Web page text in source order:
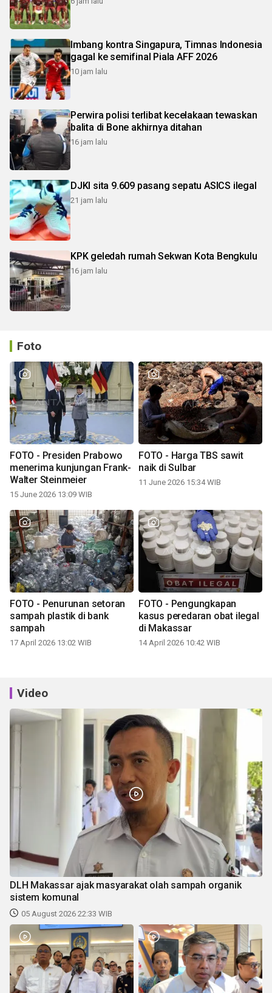
Imbang kontra Singapura, Timnas Indonesia
gagal ke semifinal Piala AFF 2026
10 jam lalu
Perwira polisi terlibat kecelakaan tewaskan
balita di Bone akhirnya ditahan
16 jam lalu
DJKI sita 9.609 pasang sepatu ASICS ilegal
21 jam lalu
KPK geledah rumah Sekwan Kota Bengkulu
16 jam lalu
Foto
FOTO - Presiden Prabowo
menerima kunjungan Frank-
Walter Steinmeier
15 June 2026 13:09 WIB
FOTO - Harga TBS sawit
naik di Sulbar
11 June 2026 15:34 WIB
FOTO - Penurunan setoran
sampah plastik di bank
sampah
17 April 2026 13:02 WIB
FOTO - Pengungkapan
kasus peredaran obat ilegal
di Makassar
14 April 2026 10:42 WIB
Video
DLH Makassar ajak masyarakat olah sampah organik
sistem komunal
05 August 2026 22:33 WIB